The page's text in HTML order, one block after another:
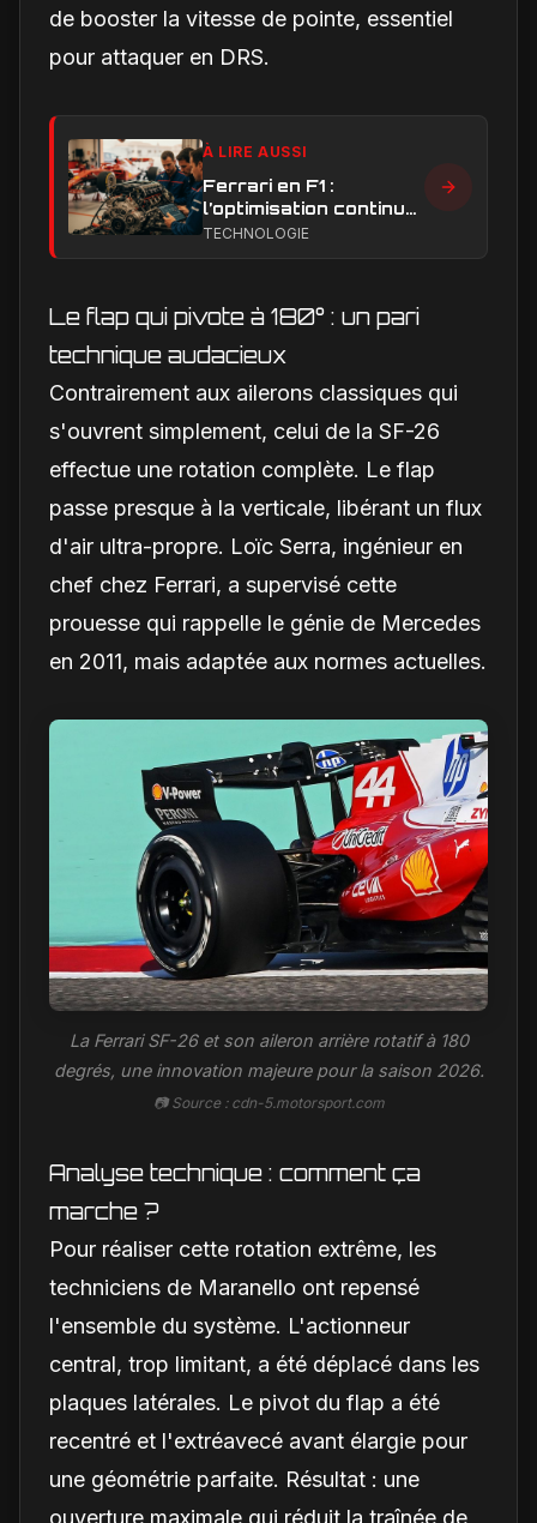
de booster la vitesse de pointe, essentiel
pour attaquer en DRS.
À LIRE AUSSI
Ferrari en F1 :
l’optimisation continue,
clé de la remontée et
TECHNOLOGIE
Le flap qui pivote à 180° : un pari
technique audacieux
Contrairement aux ailerons classiques qui
s'ouvrent simplement, celui de la SF-26
effectue une rotation complète. Le flap
passe presque à la verticale, libérant un flux
d'air ultra-propre. Loïc Serra, ingénieur en
chef chez Ferrari, a supervisé cette
prouesse qui rappelle le génie de Mercedes
en 2011, mais adaptée aux normes actuelles.
La Ferrari SF-26 et son aileron arrière rotatif à 180
degrés, une innovation majeure pour la saison 2026.
📷 Source : cdn-5.motorsport.com
Analyse technique : comment ça
marche ?
Pour réaliser cette rotation extrême, les
techniciens de Maranello ont repensé
l'ensemble du système. L'actionneur
central, trop limitant, a été déplacé dans les
plaques latérales. Le pivot du flap a été
recentré et l'extréavecé avant élargie pour
une géométrie parfaite. Résultat : une